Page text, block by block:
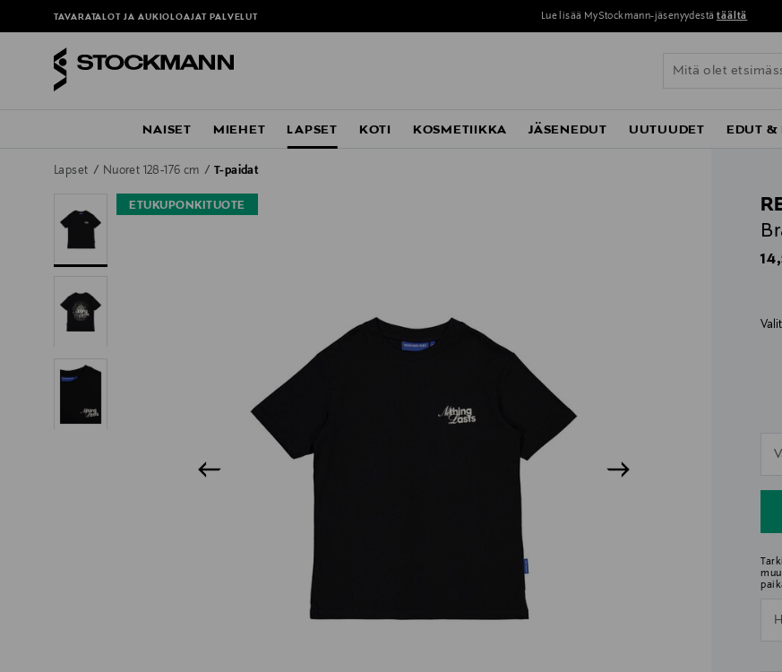
TAVARATALOT JA AUKIOLOAJAT PALVELUT Lue lisää MyStockmann-jäsenyydestä täältä
NAISET MIEHET LAPSET KOTI KOSMETIIKKA JÄSENEDUT UUTUUDET EDUT &
Lapset Nuoret 128-176 cm T-paidat
ETUKUPONKITUOTE